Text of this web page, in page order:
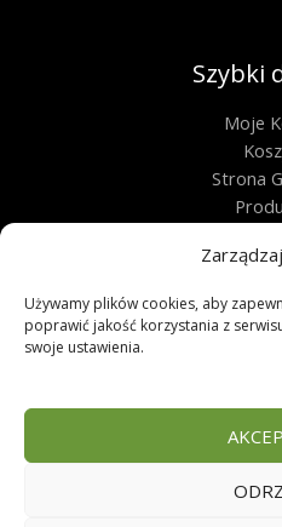
Używamy plików cookies, aby
poprawić jakość korzystania z
swoje ustawienia.
Szybki
Moje
Strona
FAQ